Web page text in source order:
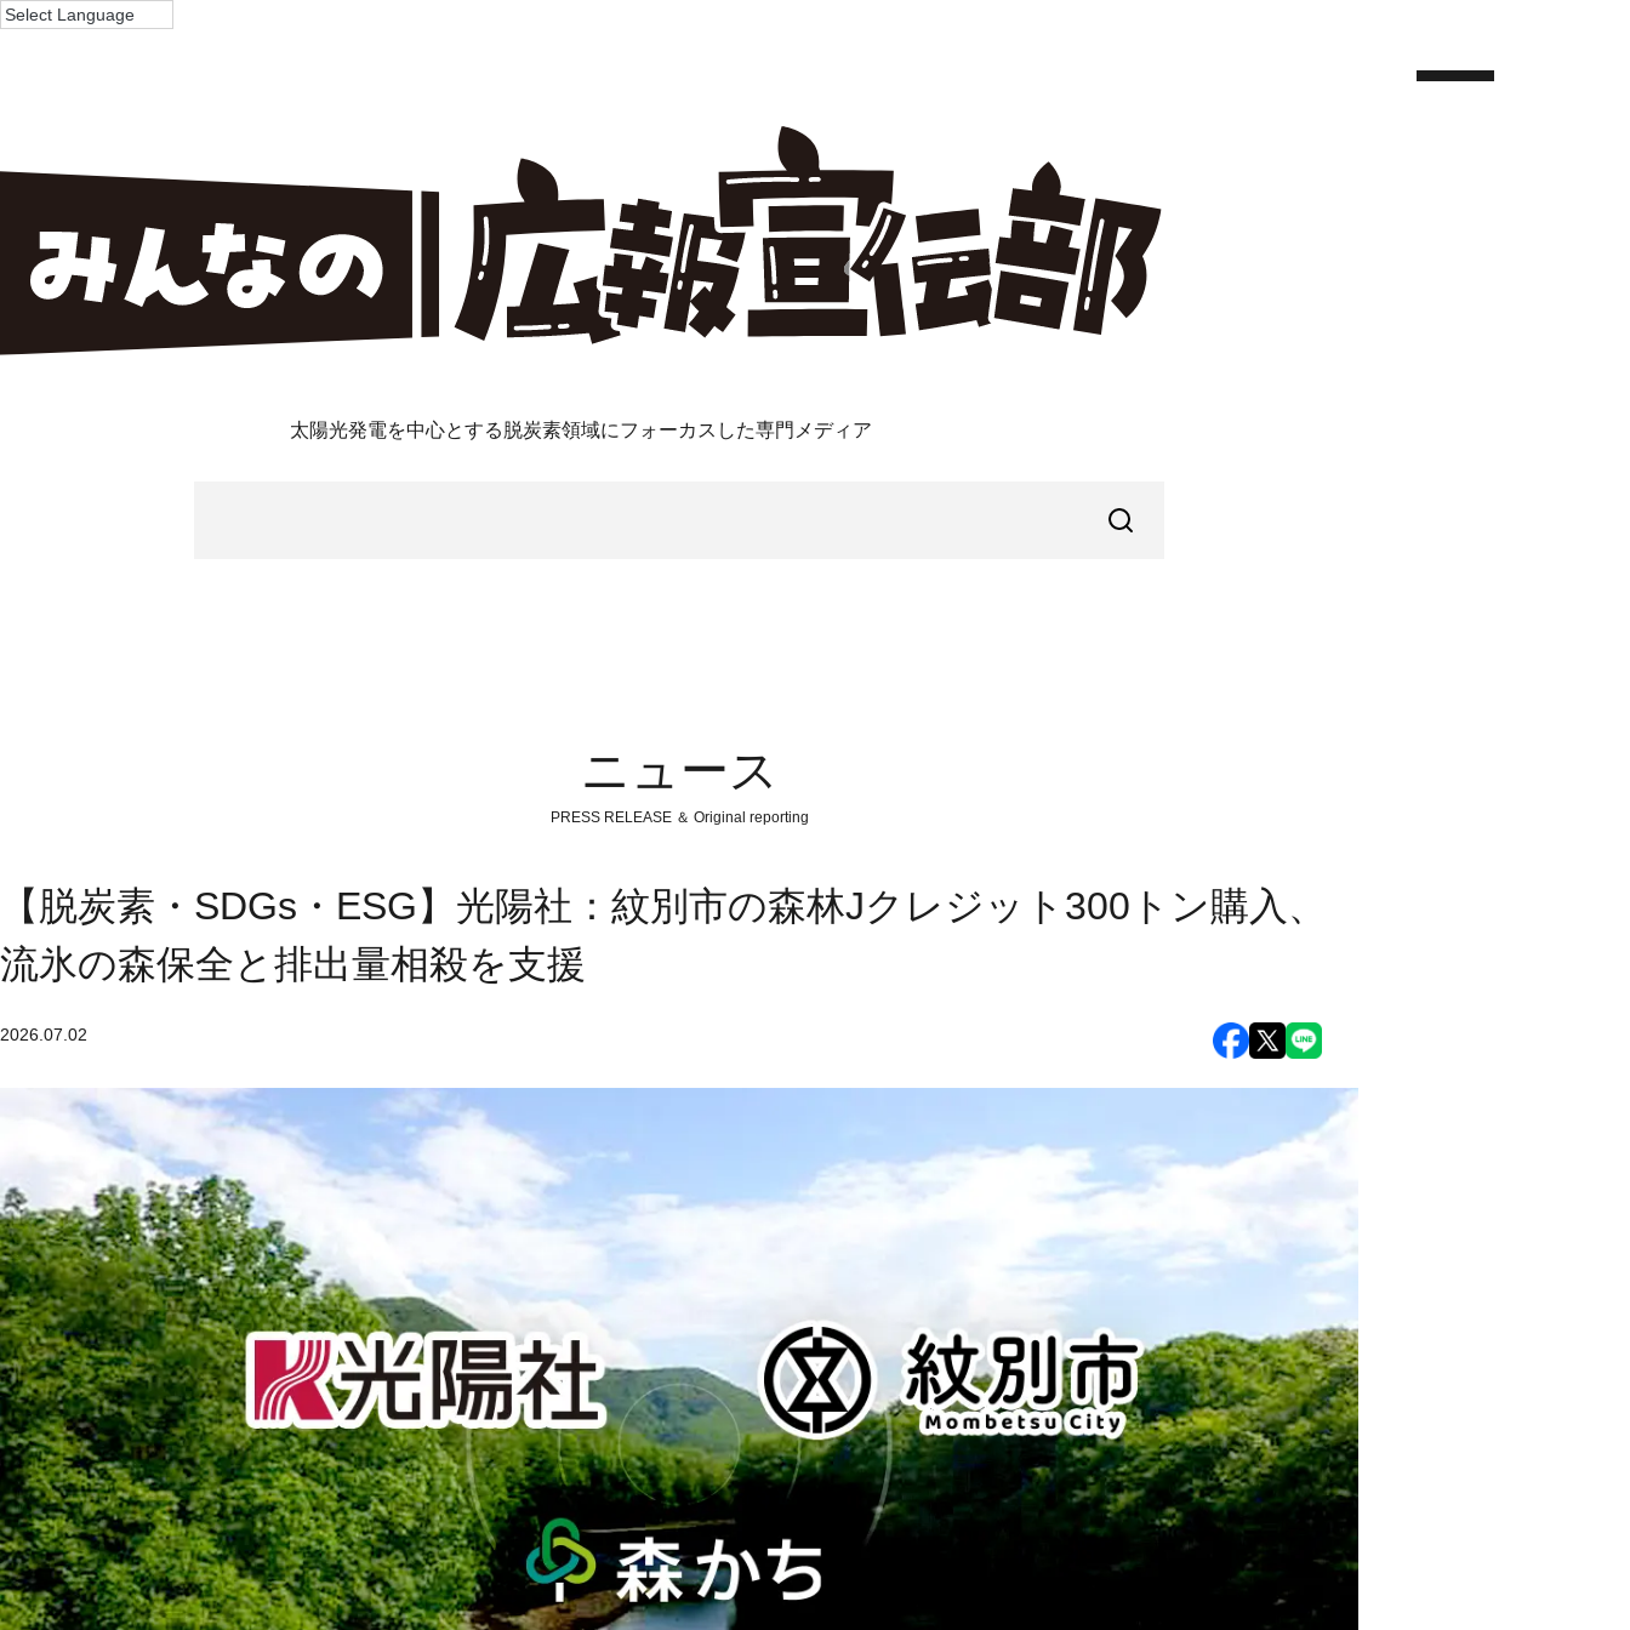
太陽光発電を中心とする脱炭素領域にフォーカスした専門メディア
ニュース
PRESS RELEASE ＆ Original reporting
【脱炭素・SDGs・ESG】光陽社：紋別市の森林Jクレジット300トン購入、
流氷の森保全と排出量相殺を支援
2026.07.02